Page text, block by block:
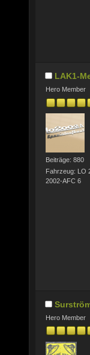
LAK1-
Hero Member
Beiträge: 880
Fahrzeug: LO
2002-AFC 6
Hero Member